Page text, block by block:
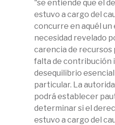
"se entiende que el
estuvo a cargo del
concurre en aquél un
necesidad revelado
carencia de recursos
falta de contribución
desequilibrio
particular. La
podrá establecer
determinar si el
estuvo a cargo del